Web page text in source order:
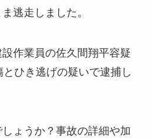
逃走しました。
作業員の佐久間翔平容疑
ひき逃げの疑いで逮捕し
ょうか？事故の詳細や加